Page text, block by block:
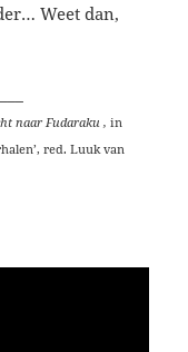
Weet dan,
naar Fudaraku ,in
red. Luuk van